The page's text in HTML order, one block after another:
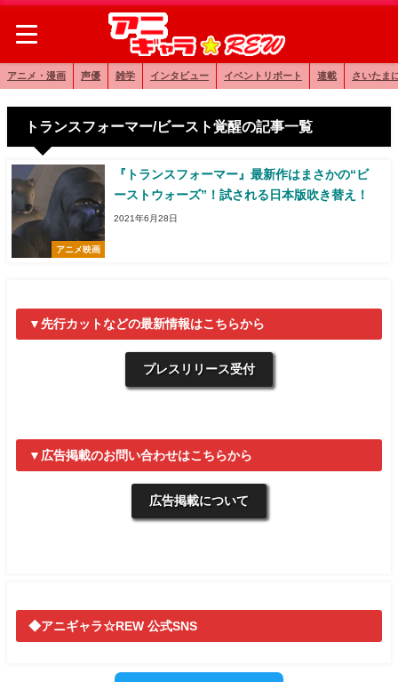
アニメ・漫画 声優 雑学 インタビュー イベントリポート 連載 さいたま
トランスフォーマー/ビースト覚醒の記事一覧
アニメ映画
『トランスフォーマー』最新作はまさかの“ビ
ーストウォーズ”！試される日本版吹き替え！
2021年6月28日
▼先行カットなどの最新情報はこちらから
プレスリリース受付
▼広告掲載のお問い合わせはこちらから
広告掲載について
◆アニギャラ☆REW 公式SNS